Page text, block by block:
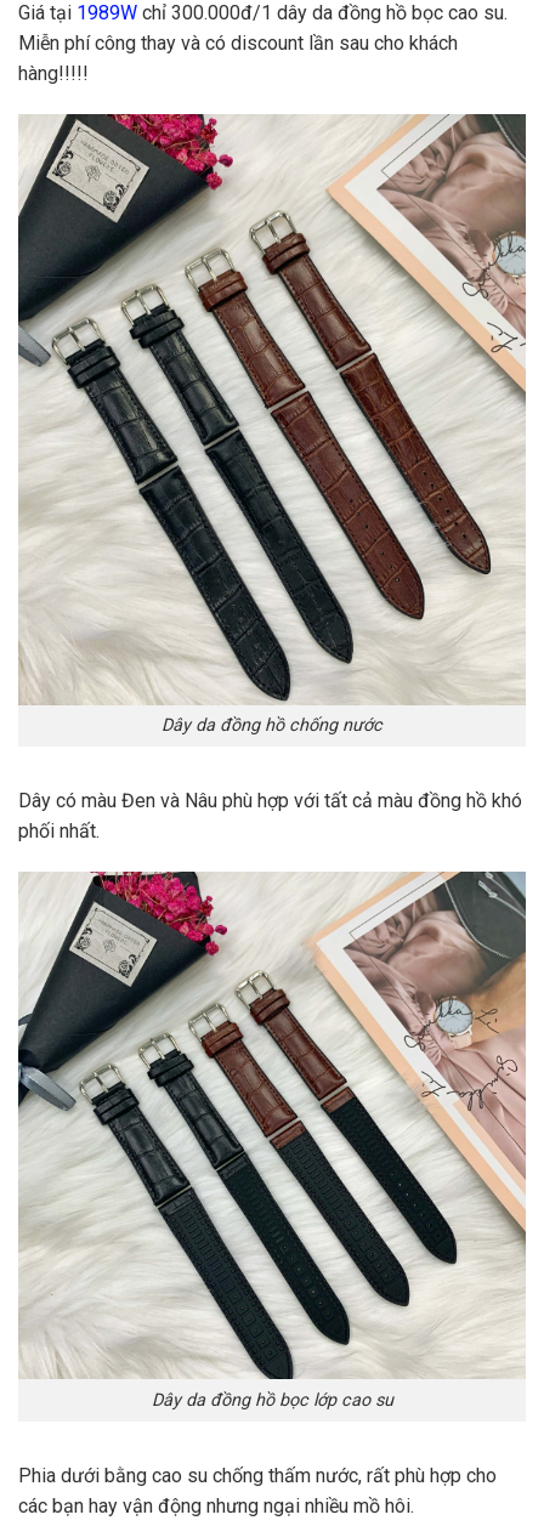
Giá tại 1989W chỉ 300.000đ/1 dây da đồng hồ bọc cao su.
Miễn phí công thay và có discount lần sau cho khách
hàng!!!!!
Dây da đồng hồ chống nước
Dây có màu Đen và Nâu phù hợp với tất cả màu đồng hồ khó
phối nhất.
Dây da đồng hồ bọc lớp cao su
Phia dưới bằng cao su chống thấm nước, rất phù hợp cho
các bạn hay vận động nhưng ngại nhiều mồ hôi.